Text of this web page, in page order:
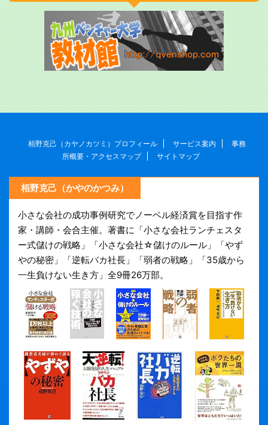
栢野克己（カヤノカツミ）プロフィール サービス案内
事務
所概要・アクセスマップ
サイトマップ
栢野克己（かやのかつみ）
小さな会社の成功事例研究でノーベル経済賞を目指す作
家・講師・会合主催。著書に「小さな会社ランチェスタ
ー式儲けの戦略」「小さな会社☆儲けのルール」「やず
やの秘密」「逆転バカ社長」「弱者の戦略」「35歳から
一生負けない生き方」全9冊26万部。